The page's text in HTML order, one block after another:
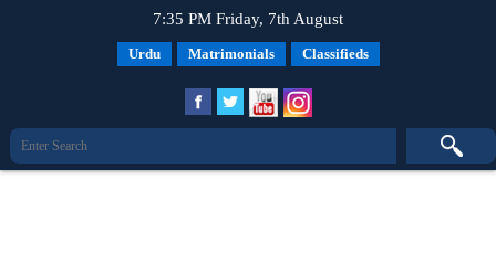
7:35 PM Friday, 7th August
Urdu Matrimonials Classifieds